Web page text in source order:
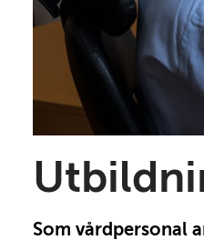
Som vårdpersonal